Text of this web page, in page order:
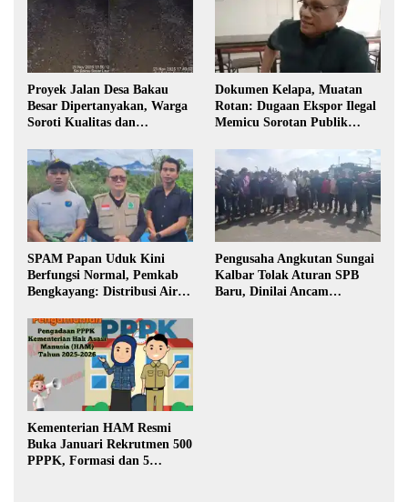
Proyek Jalan Desa Bakau
Besar Dipertanyakan, Warga
Soroti Kualitas dan
Pembangunan
Dokumen Kelapa, Muatan
Rotan: Dugaan Ekspor Ilegal
Memicu Sorotan Publik
SPAM Papan Uduk Kini
Berfungsi Normal, Pemkab
Bengkayang: Distribusi Air
Warga
Pengusaha Angkutan Sungai
Kalbar Tolak Aturan SPB
Baru, Dinilai Ancam
Kementerian HAM Resmi
Buka Januari Rekrutmen 500
PPPK, Formasi dan 5